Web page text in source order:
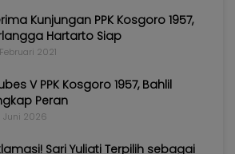
Kunjungan PPK Kosgoro 1957,
Hartarto Siap
2021
V PPK Kosgoro 1957, Bahlil
Peran
Juni 2026
Sari Yuliati Terpilih sebagai